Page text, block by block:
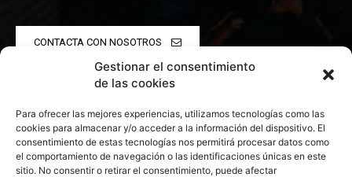
Gestionar el consentimiento
de las cookies
Para ofrecer las mejores experiencias, utilizamos tecnologías como las
cookies para almacenar y/o acceder a la información del dispositivo. El
consentimiento de estas tecnologías nos permitirá procesar datos como
el comportamiento de navegación o las identificaciones únicas en este
sitio. No consentir o retirar el consentimiento, puede afectar
CONTACTA CON NOSOTROS
POLÍTICA DE PRIVACIDAD
POLÍTICA DE COOKIES